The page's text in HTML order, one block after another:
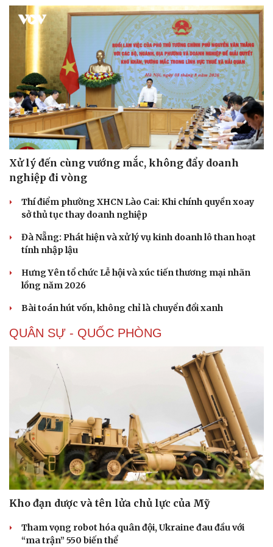
Sức khỏe
Dinh dưỡng - món ngon
Sản phụ khoa
Nam khoa
Làm đẹp - giảm cân
Phòng mạch online
Ăn sạch sống khỏe
Đời sống
Nhà đẹp
Blog
Tình yêu - Gia đình
Xử lý đến cùng vướng mắc, không đẩy doanh
nghiệp đi vòng
Thí điểm phường XHCN Lào Cai: Khi chính quyền xoay
sở thủ tục thay doanh nghiệp
Đà Nẵng: Phát hiện và xử lý vụ kinh doanh lô than hoạt
tính nhập lậu
Hưng Yên tổ chức Lễ hội và xúc tiến thương mại nhãn
lồng năm 2026
Bài toán hút vốn, không chỉ là chuyển đổi xanh
QUÂN SỰ - QUỐC PHÒNG
Kho đạn dược và tên lửa chủ lực của Mỹ
Tham vọng robot hóa quân đội, Ukraine đau đầu với
“ma trận” 550 biến thể